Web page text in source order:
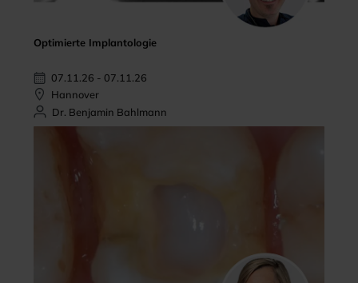
Optimierte Implantologie
07.11.26 - 07.11.26
Hannover
Dr. Benjamin Bahlmann